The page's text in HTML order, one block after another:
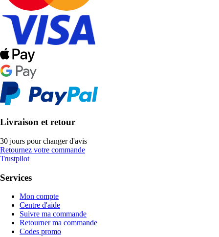
Livraison et retour
30 jours pour changer d'avis
Retournez votre commande
Trustpilot
Services
Mon compte
Centre d'aide
Suivre ma commande
Retourner ma commande
Codes promo